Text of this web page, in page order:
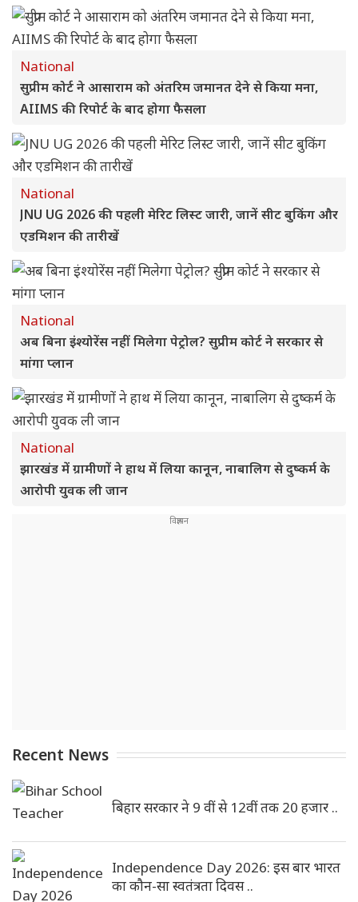
National
सुप्रीम कोर्ट ने आसाराम को अंतरिम जमानत देने से किया मना,
AIIMS की रिपोर्ट के बाद होगा फैसला
National
JNU UG 2026 की पहली मेरिट लिस्ट जारी, जानें सीट बुकिंग और
एडमिशन की तारीखें
National
अब बिना इंश्योरेंस नहीं मिलेगा पेट्रोल? सुप्रीम कोर्ट ने सरकार से
मांगा प्लान
National
झारखंड में ग्रामीणों ने हाथ में लिया कानून, नाबालिग से दुष्कर्म के
आरोपी युवक ली जान
Recent News
बिहार सरकार ने 9 वीं से 12वीं तक 20 हजार ..
Independence Day 2026: इस बार भारत
का कौन-सा स्वतंत्रता दिवस ..